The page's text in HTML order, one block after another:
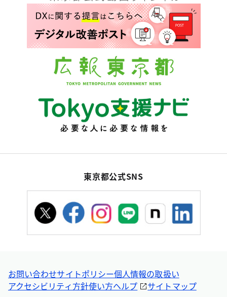
東京都公式SNS
お問い合わせサイトポリシー個人情報の取扱い
アクセシビリティ方針使い方ヘルプ サイトマップ